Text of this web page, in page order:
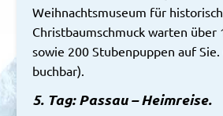
Weihnachtsmuseum für
Christbaumschmuck warten über
sowie 200 Stubenpuppen auf
buchbar).
5. Tag: Passau – Heimreise.